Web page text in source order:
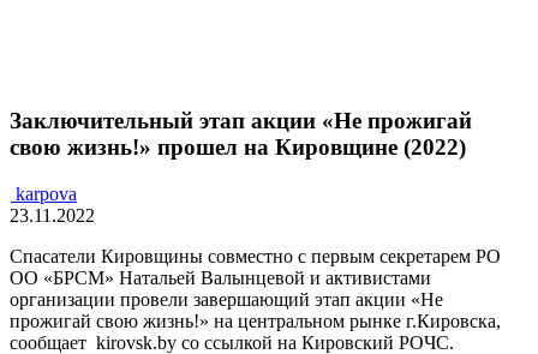
Заключительный этап акции «Не прожигай
свою жизнь!» прошел на Кировщине (2022)
karpova
23.11.2022
Спасатели Кировщины совместно с первым секретарем РО
ОО «БРСМ» Натальей Валынцевой и активистами
организации провели завершающий этап акции «Не
прожигай свою жизнь!» на центральном рынке г.Кировска,
сообщает kirovsk.by со ссылкой на Кировский РОЧС.